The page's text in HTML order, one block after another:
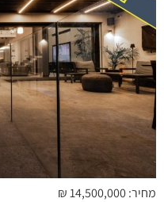
מחיר: 14,500,000 ₪